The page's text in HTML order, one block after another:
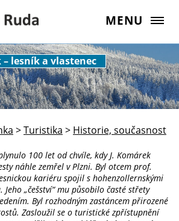
MENU
lesník a vlastenec
>Turistika > Historie, současnost
100 let od chvíle, kdy J. Komárek
náhle zemřel v Plzni. Byl otcem prof.
kariéru spojil s hohenzollernskými
Jeho „češství“ mu působilo časté střety
Byl rozhodným zastáncem přirozené
Zasloužil se o turistické zpřístupnění